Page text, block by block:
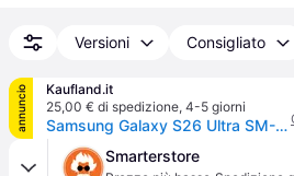
Versioni Consigliato
annuncio
Kaufland.it
25,00 € di spedizione, 4-5 giorni
Samsung Galaxy S26 Ultra SM-S948B/DS, 17,5 cm (6,9"), 12 GB, 512 GB, 200 MP, Android 16.0, Oro rosa
Smarterstore